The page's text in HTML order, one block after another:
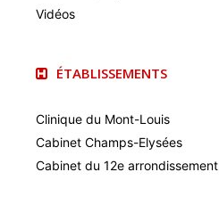
Vidéos
ÉTABLISSEMENTS
Clinique du Mont-Louis
Cabinet Champs-Elysées
Cabinet du 12e arrondissement